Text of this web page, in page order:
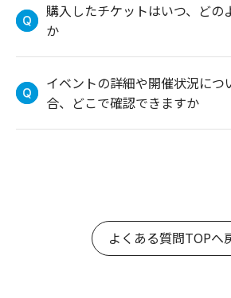
購入したチケットはいつ、どの
か
イベントの詳細や開催状況につ
合、どこで確認できますか
よくある質問TOPへ